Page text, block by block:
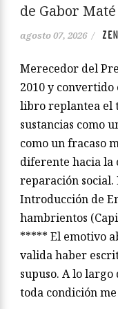
de Gabor Maté
agosto 07, 2026 /
Merecedor del
2010 y
libro replantea el
sustancias como
como un fracaso
diferente hacia la
reparación social.
Introducción de
hambrientos
***** El emotivo
valida haber
supuso. A lo
toda condición